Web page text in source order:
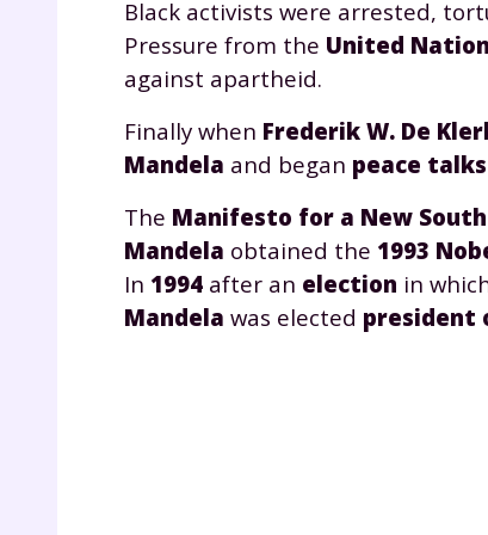
Black activists were arrested,
Pressure from the United
against apartheid.
Finally when Frederik W. De
Mandela and began peace talks
The Manifesto for a New
Mandela obtained the 1993
In 1994 after an election in
Mandela was elected president